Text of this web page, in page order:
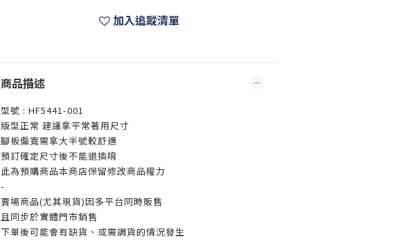
加入追蹤清單
商品描述
型號 : HF5441-001
版型正常 建議拿平常著用尺寸
腳板偏寬需拿大半號較舒適
預訂確定尺寸後不能退換唷
此為預購商品本商店保留修改商品權力
-
賣場商品(尤其現貨)因多平台同時販售
且同步於實體門市銷售
下單後可能會有缺貨、或需調貨的情況發生